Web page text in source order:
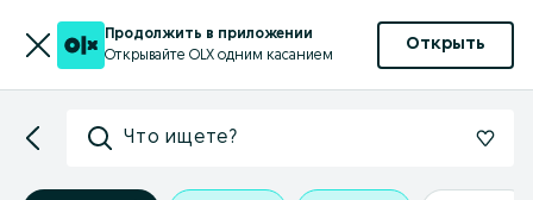
Продолжить в приложении
Открывайте OLX одним касанием
Открыть
Что ищете?